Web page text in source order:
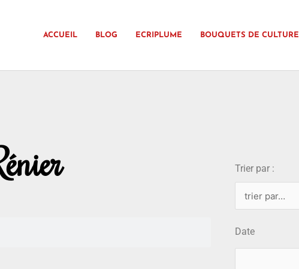
ACCUEIL BLOG ECRIPLUME BOUQUETS DE CULTURE
Trier par :
Date